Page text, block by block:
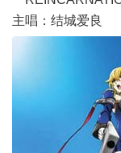
主唱：结城爱良